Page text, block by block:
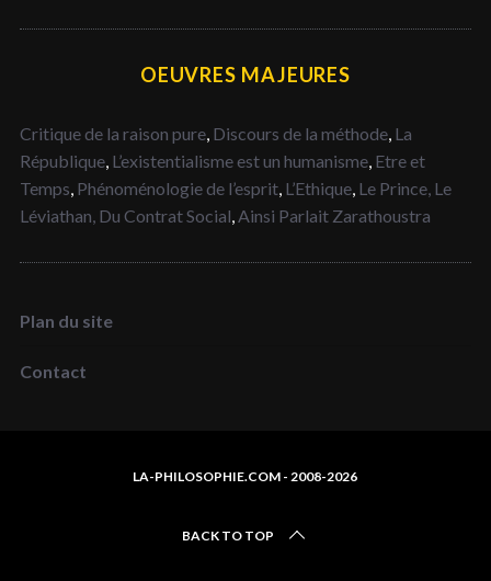
OEUVRES MAJEURES
Critique de la raison pure, Discours de la méthode, La
République, L’existentialisme est un humanisme, Etre et
Temps, Phénoménologie de l’esprit, L’Ethique, Le Prince, Le
Léviathan, Du Contrat Social,Ainsi Parlait Zarathoustra
Plan du site
Contact
LA-PHILOSOPHIE.COM - 2008-2026
BACK TO TOP